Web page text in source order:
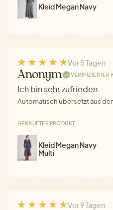
Kleid Megan Navy
Vor 5 Tagen
Anonym VERIFIZIERTER
Ich bin sehr zufrieden.
Automatisch übersetzt aus
GEKAUFTES PRODUKT
Kleid Megan Navy
Multi
Vor 9 Tagen